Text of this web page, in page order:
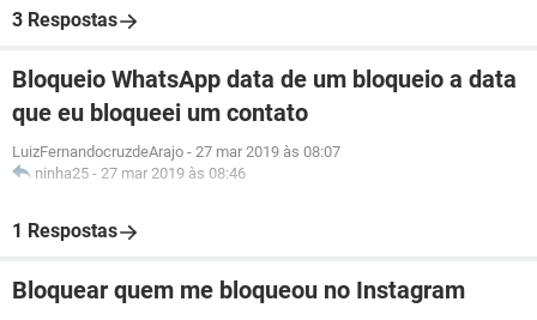
3 Respostas
Bloqueio WhatsApp data de um bloqueio a data
que eu bloqueei um contato
LuizFernandocruzdeArajo - 27 mar 2019 às 08:07
ninha25 - 27 mar 2019 às 08:46
1 Respostas
Bloquear quem me bloqueou no Instagram